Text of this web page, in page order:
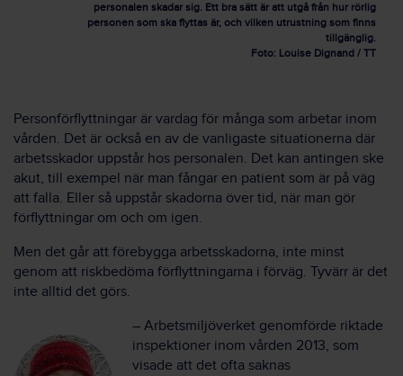
personalen skadar sig. Ett bra sätt är att utgå från hur rörlig
personen som ska flyttas är, och vilken utrustning som finns
tillgänglig.
Foto: Louise Dignand / TT
Personförflyttningar är vardag för många som arbetar inom
vården. Det är också en av de vanligaste situationerna där
arbetsskador uppstår hos personalen. Det kan antingen ske
akut, till exempel när man fångar en patient som är på väg
att falla. Eller så uppstår skadorna över tid, när man gör
förflyttningar om och om igen.
Men det går att förebygga arbetsskadorna, inte minst
genom att riskbedöma förflyttningarna i förväg. Tyvärr är det
inte alltid det görs.
– Arbetsmiljöverket genomförde riktade
inspektioner inom vården 2013, som
visade att det ofta saknas